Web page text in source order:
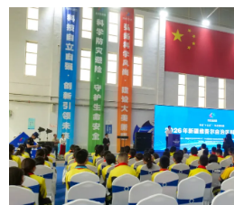
品，摒弃晦涩的专业表述，用具象
解方式，把专业的消防器材知识转
懂、记得住、用得上的实用技能，
全防护防线。”巴州消防救援支队一
介绍道。
主题展览区域更是亮点纷呈、
设置六大特色主题展区，涵盖科学